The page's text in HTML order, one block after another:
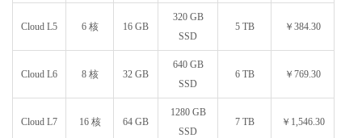
Cloud L5 6 核 16 GB
320 GB
SSD
5 TB ￥384.30
Cloud L6 8 核 32 GB
640 GB
SSD
6 TB ￥769.30
Cloud L7 16 核 64 GB
1280 GB
SSD
7 TB ￥1,546.30